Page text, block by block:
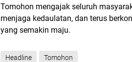
Tomohon mengajak seluruh
menjaga kedaulatan, dan terus
yang semakin maju.
Headline Tomohon